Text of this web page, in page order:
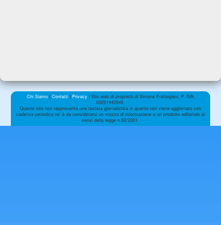
Chi Siamo| Contatti| Privacy| Sito web di proprietà di Simone Frattegiani, P. IVA:
03251440545.
Questo sito non rappresenta una testata giornalistica in quanto non viene aggiornato con
cadenza periodica ne' è da considerarsi un mezzo di informazione o un prodotto editoriale ai
sensi della legge n.62/2001.